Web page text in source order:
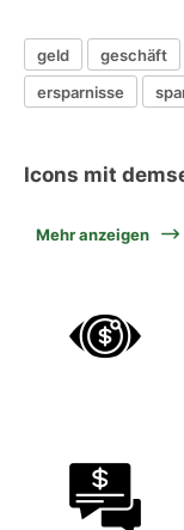
geld geschäft
ersparnisse
Icons mit
Mehr anzeigen